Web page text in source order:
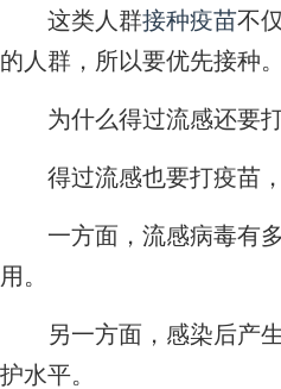
这类人群接种疫苗不
的人群，所以要优先接种。
为什么得过流感还要
得过流感也要打疫苗，
一方面，流感病毒有多
用。
另一方面，感染后产生
护水平。